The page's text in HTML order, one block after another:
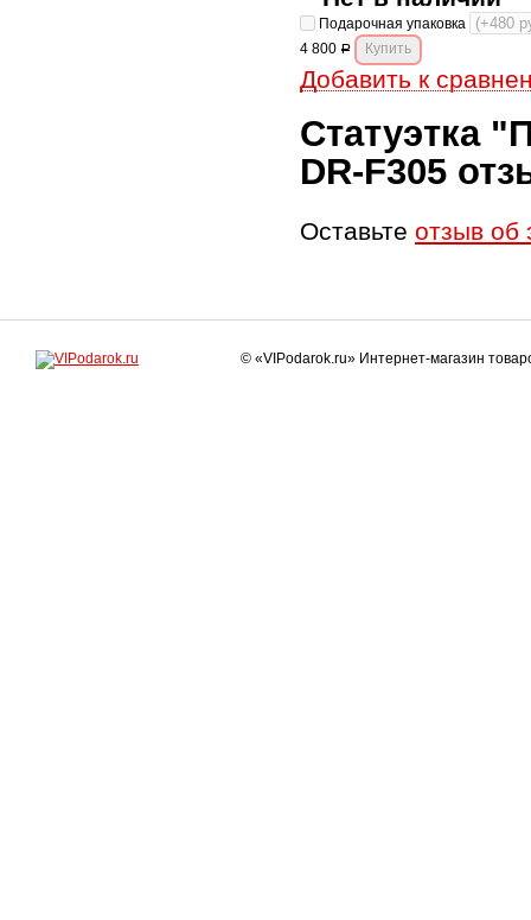
Подарочная упаковка
4 800 Р
Добавить к
Статуэтка
DR-F305
Оставьте отзыв об
© «VIPodarok.ru» Интернет-магазин